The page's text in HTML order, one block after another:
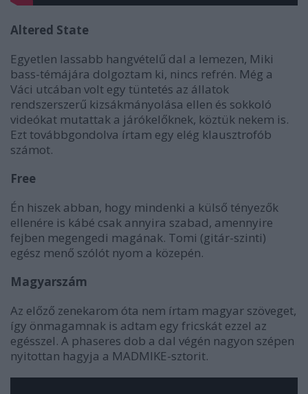
Altered State
Egyetlen lassabb hangvételű dal a lemezen, Miki
bass-témájára dolgoztam ki, nincs refrén. Még a
Váci utcában volt egy tüntetés az állatok
rendszerszerű kizsákmányolása ellen és sokkoló
videókat mutattak a járókelőknek, köztük nekem is.
Ezt továbbgondolva írtam egy elég klausztrofób
számot.
Free
Én hiszek abban, hogy mindenki a külső tényezők
ellenére is kábé csak annyira szabad, amennyire
fejben megengedi magának. Tomi (gitár-szinti)
egész menő szólót nyom a közepén.
Magyarszám
Az előző zenekarom óta nem írtam magyar szöveget,
így önmagamnak is adtam egy fricskát ezzel az
egésszel. A phaseres dob a dal végén nagyon szépen
nyitottan hagyja a MADMIKE-sztorit.